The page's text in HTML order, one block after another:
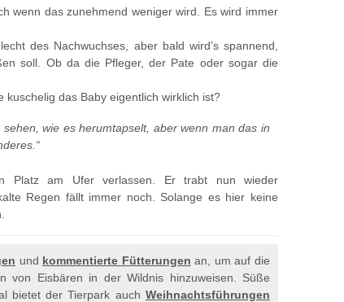
to
or
decrease
wenn das zunehmend weniger wird. Es wird immer
des Nachwuchses, aber bald wird’s spannend,
soll. Ob da die Pfleger, der Pate oder sogar die
das Baby eigentlich wirklich ist?
wie es herumtapselt, aber wenn man das in
Platz am Ufer verlassen. Er trabt nun wieder
Regen fällt immer noch. Solange es hier keine
und kommentierte Fütterungen an, um auf die
von Eisbären in der Wildnis hinzuweisen. Süße
bietet der Tierpark auch Weihnachtsführungen